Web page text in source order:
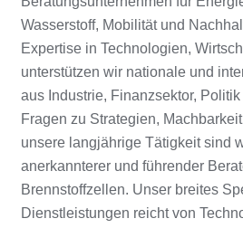
Wasserstoff, Mobilität und
Expertise in Technologien,
unterstützen wir nationale und
aus Industrie, Finanzsektor,
Fragen zu Strategien,
unsere langjährige Tätigkeit sind
anerkannterer und führender
Brennstoffzellen. Unser breites
Dienstleistungen reicht von